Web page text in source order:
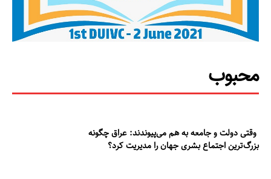
محبوب
وقتی دولت و جامعه به هم می‌پیوندند: عراق چگونه
بزرگ‌ترین اجتماع بشری جهان را مدیریت کرد؟